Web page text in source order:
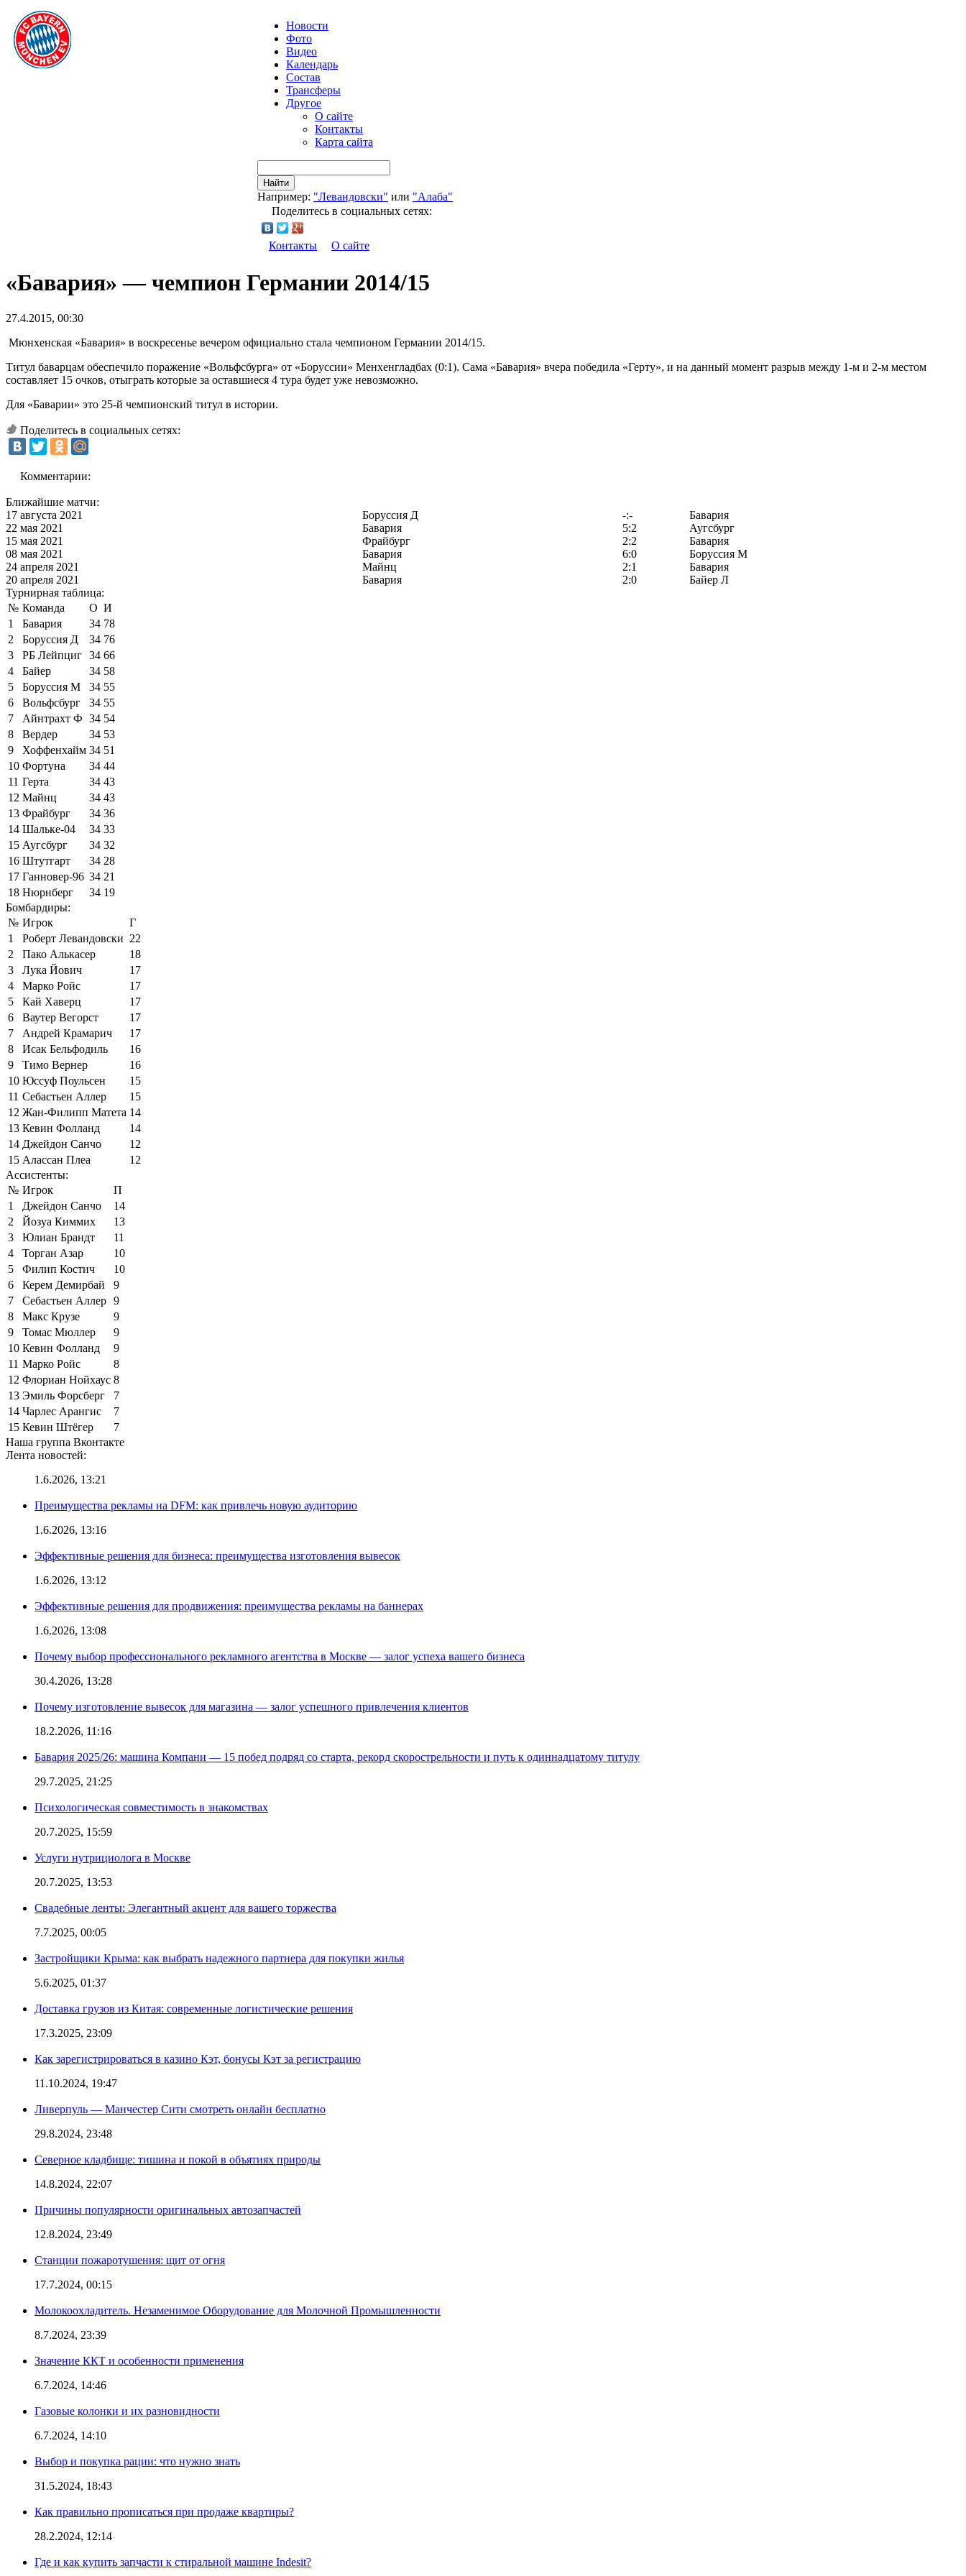
Новости
Фото
Видео
Календарь
Состав
Трансферы
Другое
О сайте
Контакты
Карта сайта
Найти
Например: "Левандовски" или "Алаба"
Поделитесь в социальных сетях:
Контакты О сайте
«Бавария» — чемпион Германии 2014/15
27.4.2015, 00:30
Мюнхенская «Бавария» в воскресенье вечером официально стала чемпионом Германии 2014/15.
Титул баварцам обеспечило поражение «Вольфсбурга» от «Боруссии» Менхенгладбах (0:1). Сама «Бавария» вчера победила «Герту», и на данный момент разрыв между 1-м и 2-м местом
составляет 15 очков, отыграть которые за оставшиеся 4 тура будет уже невозможно.
Для «Баварии» это 25-й чемпионский титул в истории.
Поделитесь в социальных сетях:
Комментарии:
Ближайшие матчи:
17 августа 2021
Боруссия Д -:-
Бавария
22 мая 2021
Бавария 5:2
Аугсбург
15 мая 2021
Фрайбург 2:2
Бавария
08 мая 2021
Бавария 6:0
Боруссия М
24 апреля 2021
Майнц 2:1
Бавария
20 апреля 2021
Бавария 2:0
Байер Л
Турнирная таблица:
№ Команда О И
1
Бавария 34 78
2
Боруссия Д 34 76
3
РБ Лейпциг 34 66
4
Байер 34 58
5
Боруссия М 34 55
6
Вольфсбург 34 55
7
Айнтрахт Ф 34 54
8
Вердер 34 53
9
Хоффенхайм 34 51
10 Фортуна 34 44
11 Герта 34 43
12 Майнц 34 43
13 Фрайбург 34 36
14 Шальке-04 34 33
15 Аугсбург 34 32
16 Штутгарт 34 28
17 Ганновер-96 34 21
18 Нюрнберг 34 19
Бомбардиры:
№ Игрок
Г
1
Роберт Левандовски 22
2
Пако Алькасер
18
3
Лука Йович
17
4
Марко Ройс
17
5
Кай Хаверц
17
6
Ваутер Вегорст
17
7
Андрей Крамарич
17
8
Исак Бельфодиль
16
9
Тимо Вернер
16
10 Юссуф Поульсен
15
11 Себастьен Аллер
15
12 Жан-Филипп Матета 14
13 Кевин Фолланд
14
14 Джейдон Санчо
12
15 Алассан Плеа
12
Ассистенты:
№ Игрок
П
1
Джейдон Санчо
14
2
Йозуа Киммих
13
3
Юлиан Брандт
11
4
Торган Азар
10
5
Филип Костич
10
6
Керем Демирбай
9
7
Себастьен Аллер 9
8
Макс Крузе
9
9
Томас Мюллер
9
10 Кевин Фолланд
9
11 Марко Ройс
8
12 Флориан Нойхаус 8
13 Эмиль Форсберг
7
14 Чарлес Арангис
7
15 Кевин Штёгер
7
Наша группа Вконтакте
Лента новостей:
1.6.2026, 13:21
Преимущества рекламы на DFM: как привлечь новую аудиторию
1.6.2026, 13:16
Эффективные решения для бизнеса: преимущества изготовления вывесок
1.6.2026, 13:12
Эффективные решения для продвижения: преимущества рекламы на баннерах
1.6.2026, 13:08
Почему выбор профессионального рекламного агентства в Москве — залог успеха вашего бизнеса
30.4.2026, 13:28
Почему изготовление вывесок для магазина — залог успешного привлечения клиентов
18.2.2026, 11:16
Бавария 2025/26: машина Компани — 15 побед подряд со старта, рекорд скорострельности и путь к одиннадцатому титулу
29.7.2025, 21:25
Психологическая совместимость в знакомствах
20.7.2025, 15:59
Услуги нутрициолога в Москве
20.7.2025, 13:53
Свадебные ленты: Элегантный акцент для вашего торжества
7.7.2025, 00:05
Застройщики Крыма: как выбрать надежного партнера для покупки жилья
5.6.2025, 01:37
Доставка грузов из Китая: современные логистические решения
17.3.2025, 23:09
Как зарегистрироваться в казино Кэт, бонусы Кэт за регистрацию
11.10.2024, 19:47
Ливерпуль — Манчестер Сити смотреть онлайн бесплатно
29.8.2024, 23:48
Северное кладбище: тишина и покой в объятиях природы
14.8.2024, 22:07
Причины популярности оригинальных автозапчастей
12.8.2024, 23:49
Станции пожаротушения: щит от огня
17.7.2024, 00:15
Молокоохладитель. Незаменимое Оборудование для Молочной Промышленности
8.7.2024, 23:39
Значение ККТ и особенности применения
6.7.2024, 14:46
Газовые колонки и их разновидности
6.7.2024, 14:10
Выбор и покупка рации: что нужно знать
31.5.2024, 18:43
Как правильно прописаться при продаже квартиры?
28.2.2024, 12:14
Где и как купить запчасти к стиральной машине Indesit?